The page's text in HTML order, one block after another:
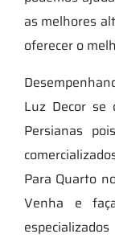
as melhores
oferecer o
Luz Decor se
Persianas
Para Quarto
Venha e